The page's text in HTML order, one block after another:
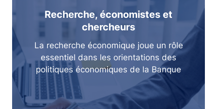
Recherche, économistes et
chercheurs
La recherche économique joue un rôle
essentiel dans les orientations des
politiques économiques de la Banque